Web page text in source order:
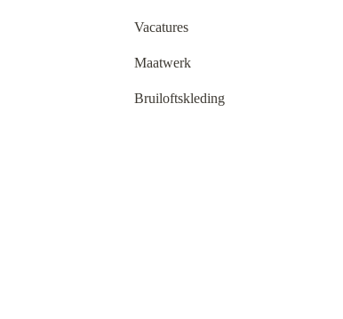
Vacatures
Maatwerk
Bruiloftskleding